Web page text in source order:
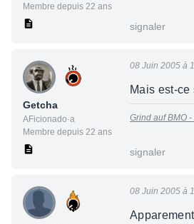
Membre depuis 22 ans
signaler
Getcha
AFicionado·a
Membre depuis 22 ans
08 Juin 2005 à
Mais est-
Grind auf BMO -
signaler
08 Juin 2005 à